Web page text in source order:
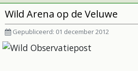
Wild Arena op de Veluwe
Gepubliceerd: 01 december 2012